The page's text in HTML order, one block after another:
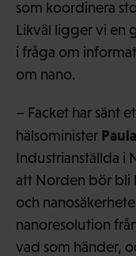
som koordinera
Likväl ligger vi en
i fråga om
om nano.
– Facket har sänt
hälsominister
Industrianställda i
att Norden bör bli
och
nanoresolution
vad som händer,